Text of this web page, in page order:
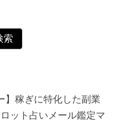
索
】稼ぎに特化した副業
ット占いメール鑑定マ